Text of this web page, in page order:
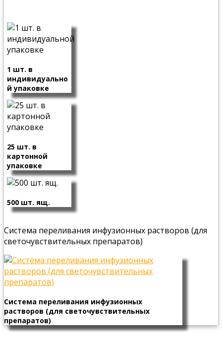
1 шт. в
индивидуально
й упаковке
25 шт. в
картонной
упаковке
500 шт. ящ.
Система переливания инфузионных растворов (для
светочувствительных препаратов)
Система переливания инфузионных
растворов (для светочувствительных
препаратов)